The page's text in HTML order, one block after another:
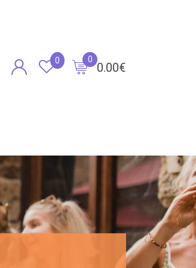
0.00€
0
0